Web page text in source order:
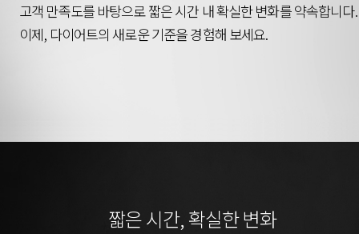
고객 만족도를 바탕으로 짧은 시간 내 확실한 변화를 약속합니다.
이제, 다이어트의 새로운 기준을 경험해 보세요.
짧은 시간, 확실한 변화